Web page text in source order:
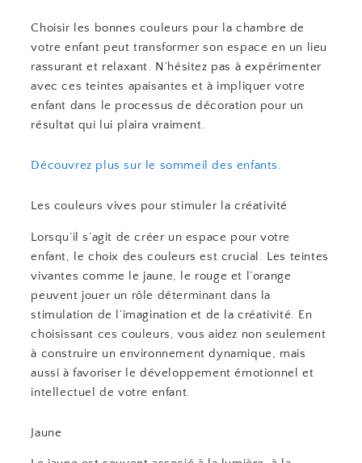
Choisir les bonnes couleurs pour la chambre de
votre enfant peut transformer son espace en un lieu
rassurant et relaxant. N’hésitez pas à expérimenter
avec ces teintes apaisantes et à impliquer votre
enfant dans le processus de décoration pour un
résultat qui lui plaira vraiment.
Découvrez plus sur le sommeil des enfants.
Les couleurs vives pour stimuler la créativité
Lorsqu’il s’agit de créer un espace pour votre
enfant, le choix des couleurs est crucial. Les teintes
vivantes comme le jaune, le rouge et l’orange
peuvent jouer un rôle déterminant dans la
stimulation de l’imagination et de la créativité. En
choisissant ces couleurs, vous aidez non seulement
à construire un environnement dynamique, mais
aussi à favoriser le développement émotionnel et
intellectuel de votre enfant.
Jaune